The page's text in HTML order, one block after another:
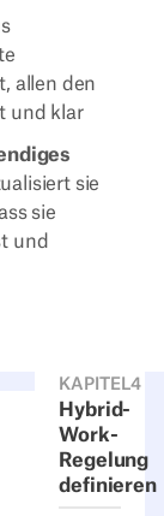
allen den
und klar
sie
sie
und
KAPITEL4
Hybrid-
Work-
Regelung
definieren